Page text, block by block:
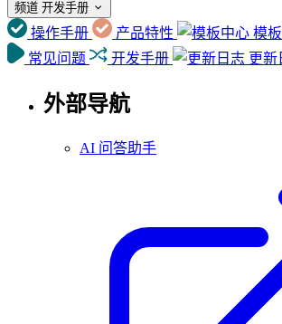
频道 开发手册
操作手册 产品特性 模
常见问题
开发手册 更新
外部导航
AI 问答助手